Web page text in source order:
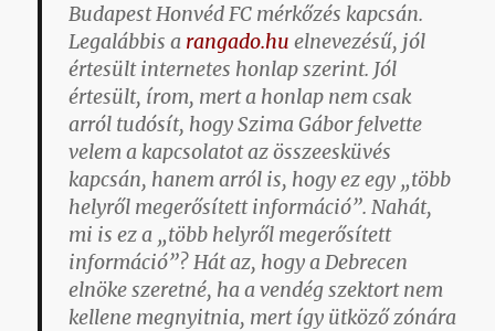
Budapest Honvéd FC mérkőzés kapcsán.
Legalábbis a rangado.hu elnevezésű, jól
értesült internetes honlap szerint. Jól
értesült, írom, mert a honlap nem csak
arról tudósít, hogy Szima Gábor felvette
velem a kapcsolatot az összeesküvés
kapcsán, hanem arról is, hogy ez egy „több
helyről megerősített információ”. Nahát,
mi is ez a „több helyről megerősített
információ”? Hát az, hogy a Debrecen
elnöke szeretné, ha a vendég szektort nem
kellene megnyitnia, mert így ütköző zónára